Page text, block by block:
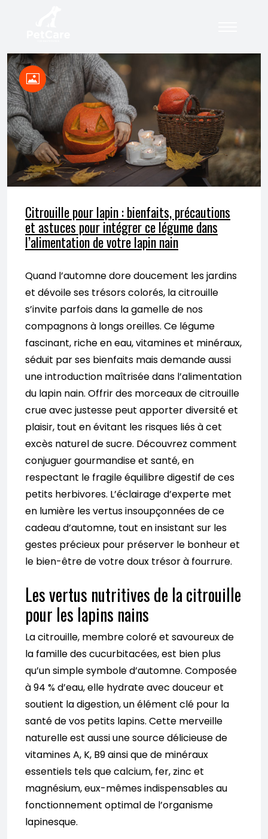
Citrouille pour lapin : bienfaits, précautions
et astuces pour intégrer ce légume dans
l’alimentation de votre lapin nain
Quand l’automne dore doucement les jardins
et dévoile ses trésors colorés, la citrouille
s’invite parfois dans la gamelle de nos
compagnons à longs oreilles. Ce légume
fascinant, riche en eau, vitamines et minéraux,
séduit par ses bienfaits mais demande aussi
une introduction maîtrisée dans l’alimentation
du lapin nain. Offrir des morceaux de citrouille
crue avec justesse peut apporter diversité et
plaisir, tout en évitant les risques liés à cet
excès naturel de sucre. Découvrez comment
conjuguer gourmandise et santé, en
respectant le fragile équilibre digestif de ces
petits herbivores. L’éclairage d’experte met
en lumière les vertus insoupçonnées de ce
cadeau d’automne, tout en insistant sur les
gestes précieux pour préserver le bonheur et
le bien-être de votre doux trésor à fourrure.
Les vertus nutritives de la citrouille
pour les lapins nains
La citrouille, membre coloré et savoureux de
la famille des cucurbitacées, est bien plus
qu’un simple symbole d’automne. Composée
à 94 % d’eau, elle hydrate avec douceur et
soutient la digestion, un élément clé pour la
santé de vos petits lapins. Cette merveille
naturelle est aussi une source délicieuse de
vitamines A, K, B9 ainsi que de minéraux
essentiels tels que calcium, fer, zinc et
magnésium, eux-mêmes indispensables au
fonctionnement optimal de l’organisme
lapinesque.